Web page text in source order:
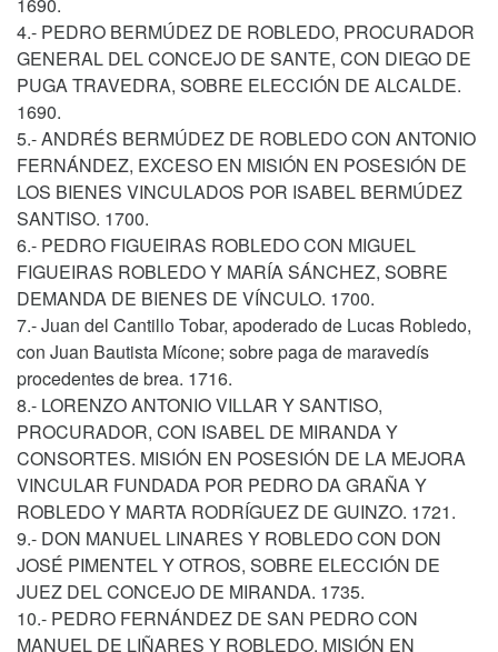
4.- PEDRO BERMÚDEZ DE ROBLEDO, PROCURADOR
GENERAL DEL CONCEJO DE SANTE, CON DIEGO DE
PUGA TRAVEDRA, SOBRE ELECCIÓN DE ALCALDE.
1690.
5.- ANDRÉS BERMÚDEZ DE ROBLEDO CON ANTONIO
FERNÁNDEZ, EXCESO EN MISIÓN EN POSESIÓN DE
LOS BIENES VINCULADOS POR ISABEL BERMÚDEZ
SANTISO. 1700.
6.- PEDRO FIGUEIRAS ROBLEDO CON MIGUEL
FIGUEIRAS ROBLEDO Y MARÍA SÁNCHEZ, SOBRE
DEMANDA DE BIENES DE VÍNCULO. 1700.
7.- Juan del Cantillo Tobar, apoderado de Lucas Robledo,
con Juan Bautista Mícone; sobre paga de maravedís
procedentes de brea. 1716.
8.- LORENZO ANTONIO VILLAR Y SANTISO,
PROCURADOR, CON ISABEL DE MIRANDA Y
CONSORTES. MISIÓN EN POSESIÓN DE LA MEJORA
VINCULAR FUNDADA POR PEDRO DA GRAÑA Y
ROBLEDO Y MARTA RODRÍGUEZ DE GUINZO. 1721.
9.- DON MANUEL LINARES Y ROBLEDO CON DON
JOSÉ PIMENTEL Y OTROS, SOBRE ELECCIÓN DE
JUEZ DEL CONCEJO DE MIRANDA. 1735.
10.- PEDRO FERNÁNDEZ DE SAN PEDRO CON
MANUEL DE LIÑARES Y ROBLEDO. MISIÓN EN